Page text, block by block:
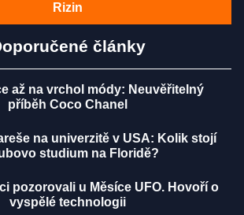
Rizin
články
až na vrchol módy: Neuvěřitelný
příběh Coco Chanel
na univerzitě v USA: Kolik stojí
studium na Floridě?
pozorovali u Měsíce UFO. Hovoří o
vyspělé technologii